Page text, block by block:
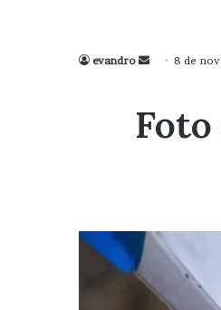
evandro
Mande
mail
8 de